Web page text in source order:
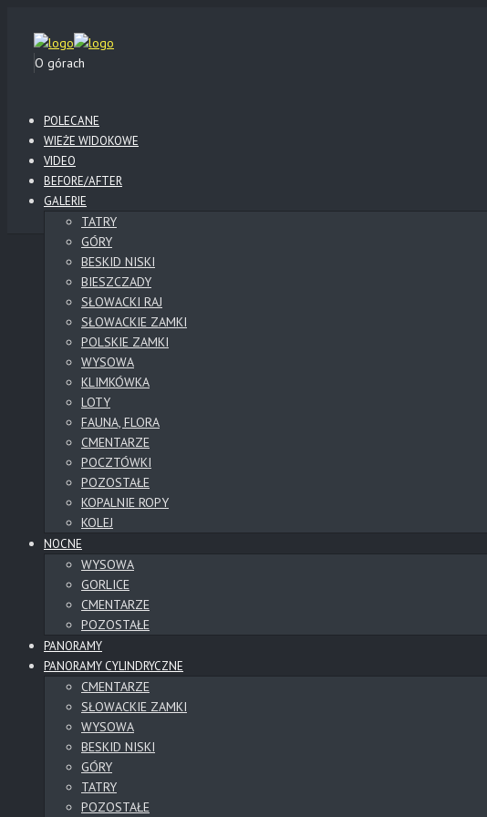
O górach
POLECANE
WIEŻE WIDOKOWE
VIDEO
BEFORE/AFTER
GALERIE
TATRY
GÓRY
BESKID NISKI
BIESZCZADY
SŁOWACKI RAJ
SŁOWACKIE ZAMKI
POLSKIE ZAMKI
WYSOWA
KLIMKÓWKA
LOTY
FAUNA, FLORA
CMENTARZE
POCZTÓWKI
POZOSTAŁE
KOPALNIE ROPY
KOLEJ
NOCNE
WYSOWA
GORLICE
CMENTARZE
POZOSTAŁE
PANORAMY
PANORAMY CYLINDRYCZNE
CMENTARZE
SŁOWACKIE ZAMKI
WYSOWA
BESKID NISKI
GÓRY
TATRY
POZOSTAŁE